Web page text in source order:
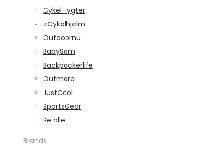
Cykel-lygter
eCykelhjelm
Outdoornu
BabySam
Backpackerlife
Outmore
JustCool
SportsGear
Se alle
Brands